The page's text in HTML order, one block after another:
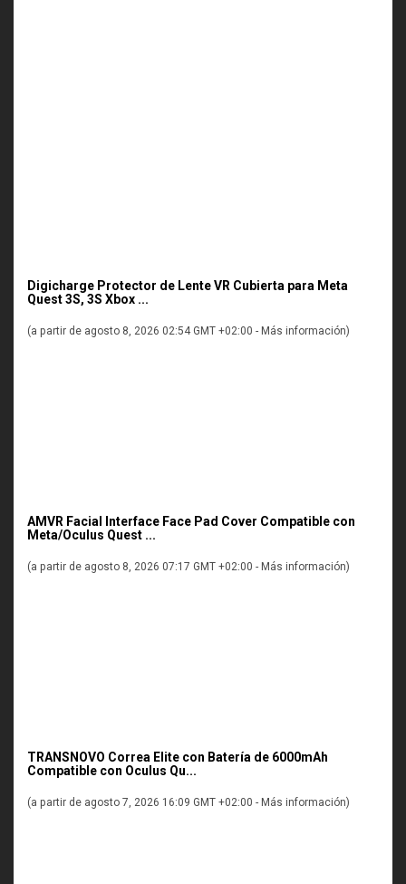
Digicharge Protector de Lente VR Cubierta para Meta
Quest 3S, 3S Xbox ...
(a partir de agosto 8, 2026 02:54 GMT +02:00 - Más información)
AMVR Facial Interface Face Pad Cover Compatible con
Meta/Oculus Quest ...
(a partir de agosto 8, 2026 07:17 GMT +02:00 - Más información)
TRANSNOVO Correa Elite con Batería de 6000mAh
Compatible con Oculus Qu...
(a partir de agosto 7, 2026 16:09 GMT +02:00 - Más información)